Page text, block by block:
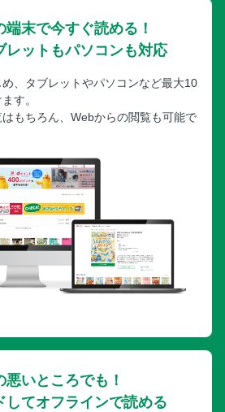
端末で今すぐ読める！
レットもパソコンも対応
、タブレットやパソコンなど最大10
す。
もちろん、Webからの閲覧も可能で
悪いところでも！
してオフラインで読める